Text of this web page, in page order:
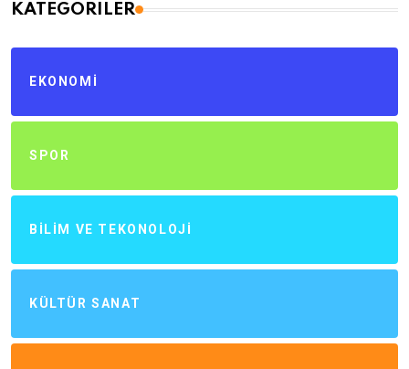
KATEGORILER
EKONOMI
SPOR
BILIM VE TEKONOLOJI
KÜLTÜR SANAT